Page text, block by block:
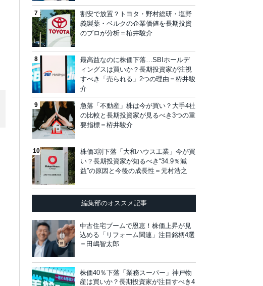
割安で放置？トヨタ・野村総研・塩野
義製薬・ベルクの企業価値を長期投資
のプロが分析＝栫井駿介
最高益なのに株価下落…SBIホールデ
ィングスは買いか？長期投資家が注視
すべき「売られる」2つの理由＝栫井駿
介
急落「不動産」株は今が買い？大手4社
の比較と長期投資家が見るべき3つの重
要指標＝栫井駿介
株価3割下落「大和ハウス工業」今が買
い？長期投資家が知るべき“34.9％減
益”の原因と今後の成長性＝元村浩之
編集部のオススメ記事
中古住宅ブームで恩恵！株価上昇が見
込める「リフォーム関連」注目銘柄4選
＝田嶋智太郎
株価40％下落「業務スーパー」神戸物
産は買いか？長期投資家が注目すべき4